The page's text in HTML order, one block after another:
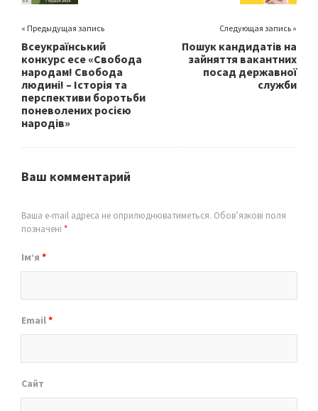
« Предыдущая запись
Всеукраїнський
конкурс есе «Свобода
народам! Свобода
людині! – Історія та
перспективи боротьби
поневолених росією
народів»
Следующая запись »
Пошук кандидатів на
зайняття вакантних
посад державної
служби
Ваш комментарий
Ваша e-mail адреса не оприлюднюватиметься. Обов’язкові поля
позначені *
Ім’я *
Email*
Сайт